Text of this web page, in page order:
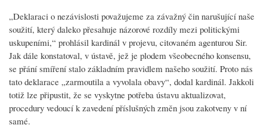
„Deklaraci o nezávislosti považujeme za závažný čin narušující naše
soužití, který daleko přesahuje názorové rozdíly mezi politickými
uskupeními,“ prohlásil kardinál v projevu, citovaném agenturou Sir.
Jak dále konstatoval, v ústavě, jež je plodem všeobecného konsensu,
se přání smíření stalo základním pravidlem našeho soužití. Proto nás
tato deklarace „zarmoutila a vyvolala obavy“, dodal kardinál. Jakkoli
totiž lze připustit, že se vyskytne potřeba ústavu aktualizovat,
procedury vedoucí k zavedení příslušných změn jsou zakotveny v ní
samé.